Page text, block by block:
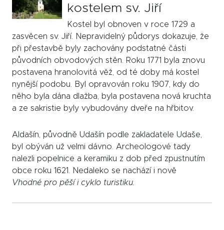
kostelem sv. Jiří
Kostel byl obnoven v roce 1729 a
zasvěcen sv. Jiří. Nepravidelný půdorys dokazuje, že
při přestavbě byly zachovány podstatné části
původních obvodových stěn. Roku 1771 byla znovu
postavena hranolovitá věž, od té doby má kostel
nynější podobu. Byl opravován roku 1907, kdy do
něho byla dána dlažba, byla postavena nová kruchta
a ze sakristie byly vybudovány dveře na hřbitov.
Aldašín, původně Udašín podle zakladatele Udaše,
byl obýván už velmi dávno. Archeologové tady
nalezli popelnice a keramiku z dob před zpustnutím
obce roku 1621. Nedaleko se nachází i nově
Vhodné pro pěší i cyklo turistiku.